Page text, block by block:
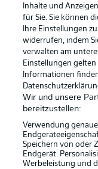
(27,9).
Remis
Die einzigen
Alten Försterei
(1:1, 0:0)
Der FC
Pflichtspiele
Union feierte
Inhalte und
für Sie. Sie können
Ihre Einstellungen
widerrufen, indem
verwalten am
Einstellungen
Informationen
Wir und unsere
bereitzustellen:
Verwendung
Speichern von oder
Endgerät.
Werbeleistung und